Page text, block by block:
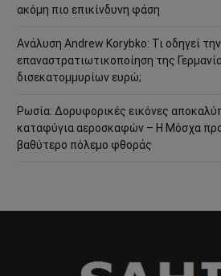
ακόμη πιο επικίνδυνη φάση
Ανάλυση Andrew Korybko: Τι οδηγεί
επαναστρατιωτικοποίηση της
δισεκατομμυρίων ευρώ;
Ρωσία: Δορυφορικές εικόνες
καταφύγια αεροσκαφών – Η Μόσχα
βαθύτερο πόλεμο φθοράς